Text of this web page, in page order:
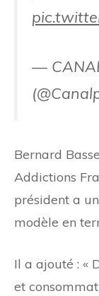
—
Bernard
Addictions
président a
modèle en
Il a ajouté : «
et